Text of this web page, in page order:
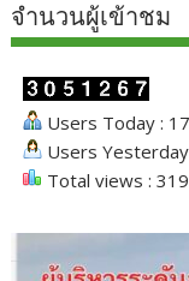
จำนวนผู้เข้าชม
Users Today :
Users
Total views :